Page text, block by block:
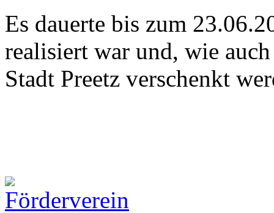
Es dauerte bis zum
realisiert war und, wie
Stadt Preetz verschenkt